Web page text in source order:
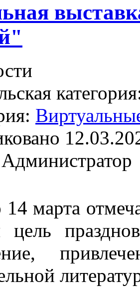
марта
цель